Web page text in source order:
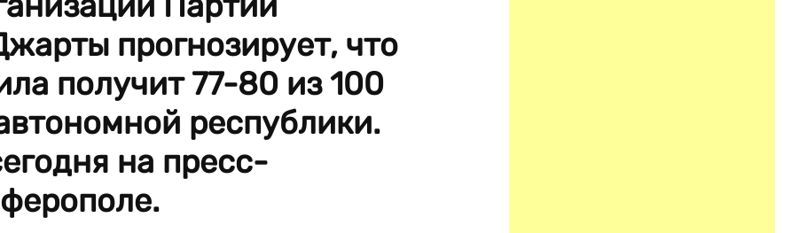
прогнозирует, что
получит 77-80 из 100
республики.
на пресс-